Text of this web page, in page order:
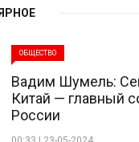
ОБЩЕСТВО
Вадим Шумель:
Китай — главный
России